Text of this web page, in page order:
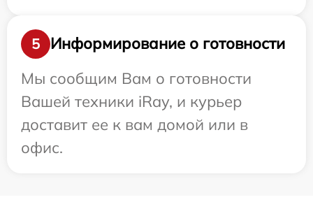
5
Информирование о готовности
Мы сообщим Вам о готовности
Вашей техники iRay, и курьер
доставит ее к вам домой или в
офис.